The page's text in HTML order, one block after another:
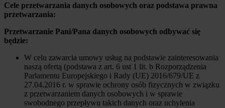
Cele przetwarzania danych osobowych oraz podstawa prawna
przetwarzania:
Przetwarzanie Pani/Pana danych osobowych odbywać się
będzie:
W celu zawarcia umowy usług na podstawie zainteresowania
naszą ofertą (podstawa z art. 6 ust 1 lit. b Rozporządzenia
Parlamentu Europejskiego i Rady (UE) 2016/679/UE z
27.04.2016 r. w sprawie ochrony osób fizycznych w związku
z przetwarzaniem danych osobowych i w sprawie
swobodnego przepływu takich danych oraz uchylenia